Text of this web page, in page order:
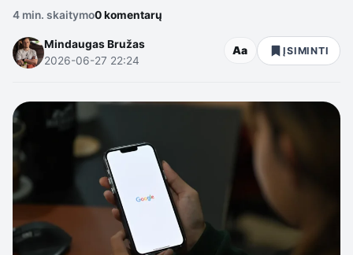
4 min. skaitymo0 komentarų
Mindaugas Bružas
2026-06-27 22:24
Aa ĮSIMINTI